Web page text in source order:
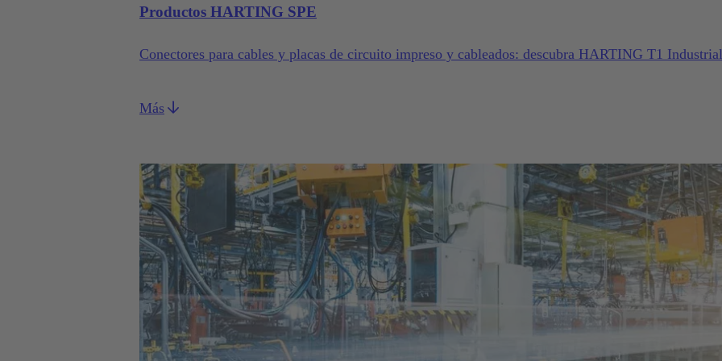
Productos HARTING SPE
Conectores para cables y placas de circuito impreso y cableados: descubra HARTING T1
Más